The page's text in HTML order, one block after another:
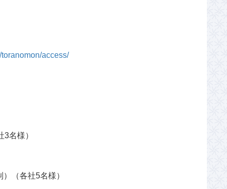
access/
名様）
（各社5名様）